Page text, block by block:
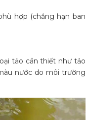
hợp (chẳng hạn ban
tảo cần thiết như tảo
nước do môi trường